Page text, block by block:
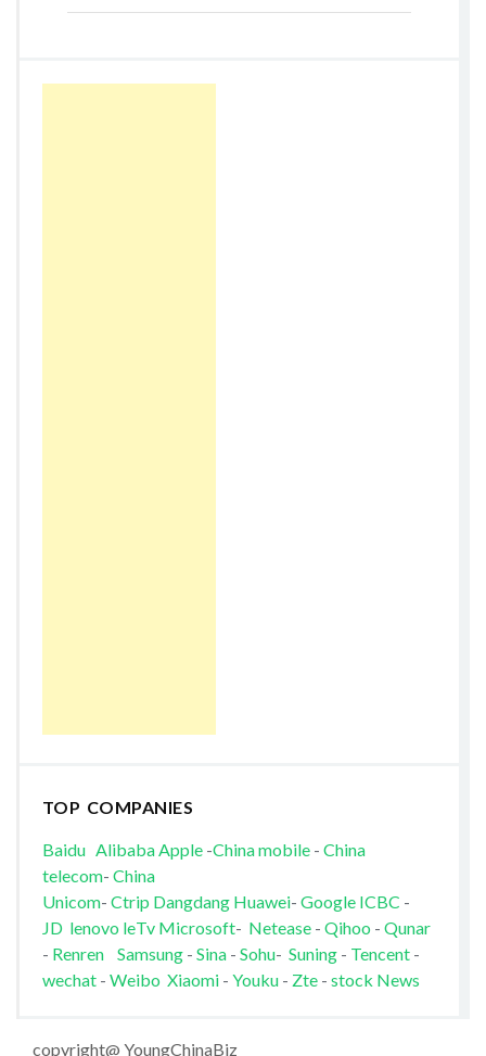
TOP COMPANIES
Baidu AlibabaApple-China mobile- China
telecom- China
Unicom- Ctrip Dangdang Huawei- Google ICBC -
JD lenovo leTv Microsoft- Netease- Qihoo - Qunar
- Renren Samsung- Sina- Sohu- Suning- Tencent-
wechat - Weibo Xiaomi- Youku - Zte- stock News
copyright@ YoungChinaBiz